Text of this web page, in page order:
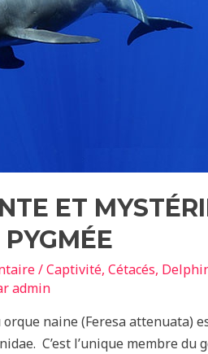
ET
PYGMÉE
/Captivité, Cétacés,
admin
orque naine (Feresa attenuata)
C’est l’unique membre du